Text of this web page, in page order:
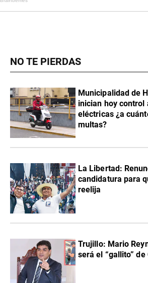
NO TE PIERDAS
Municipalidad de
inician hoy control
eléctricas ¿a
multas?
La Libertad:
candidatura para
reelija
Trujillo: Mario
será el “gallito” de